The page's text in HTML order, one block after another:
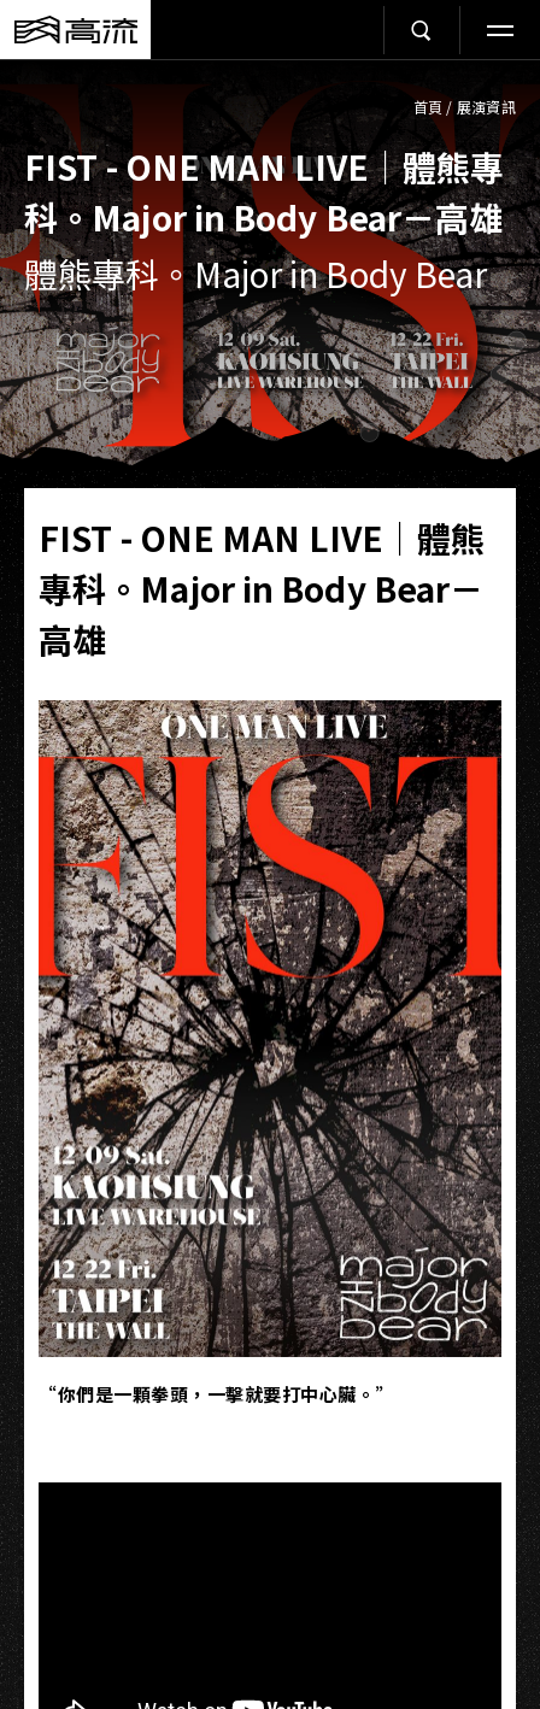
首頁 / 展演資訊
FIST - ONE MAN LIVE｜體熊專
科。Major in Body Bear－高雄
體熊專科。Major in Body Bear
FIST - ONE MAN LIVE｜體熊
專科。Major in Body Bear－
高雄
“你們是一顆拳頭，一擊就要打中心臟。”